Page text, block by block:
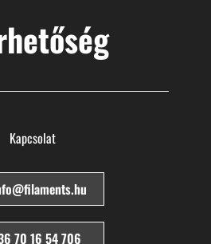
Kapcsolat
70 16 54 706